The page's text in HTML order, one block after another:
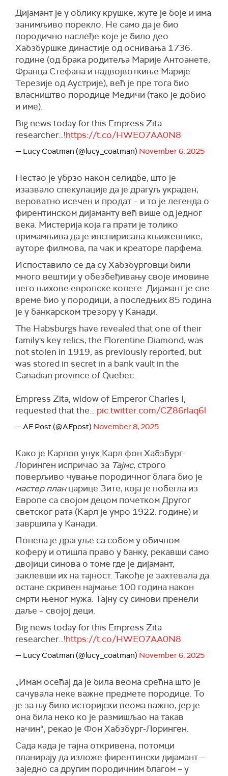
Дијамант је у облику крушке, жуте је боје и има
занимљиво порекло. Не само да је био
породично наслеђе које је било део
Хабзбуршке династије од оснивања 1736.
године (од брака родитеља Марије Антоанете,
Франца Стефана и надвојвоткиње Марије
Терезије од Аустрије), већ је пре тога био
власништво породице Медичи (тако је добио
и име).
Big news today for this Empress Zita
researcher…!https://t.co/HWEO7AA0N8
— Lucy Coatman (@lucy_coatman) November 6, 2025
Нестао је убрзо након селидбе, што је
изазвало спекулације да је драгуљ украден,
вероватно исечен и продат – и то је легенда о
фирентинском дијаманту већ више од једног
века. Мистерија која га прати је толико
примамљива да је инспирисала књижевнике,
ауторе филмова, па чак и креаторе парфема.
Испоставило се да су Хабзбурговци били
много вештији у обезбеђивању своје имовине
него њихове европске колеге. Дијамант је све
време био у породици, а последњих 85 година
је у банкарском трезору у Канади.
The Habsburgs have revealed that one of their
family's key relics, the Florentine Diamond, was
not stolen in 1919, as previously reported, but
was stored in secret in a bank vault in the
Canadian province of Quebec.
Empress Zita, widow of Emperor Charles I,
requested that the… pic.twitter.com/CZ86rlaq6l
— AF Post (@AFpost) November 8, 2025
Како је Карлов унук Карл фон Хабзбург-
Лоринген испричао за Тајмс, строго
поверљиво чување породичног блага био је
мастер планцарице Зите, која је побегла из
Европе са својом децом почетком Другог
светског рата (Карл је умро 1922. године) и
завршила у Канади.
Понела је драгуље са собом у обичном
коферу и отишла право у банку, рекавши само
двојици синова о томе где је дијамант,
заклевши их на тајност. Такође је захтевала да
остане скривен најмање 100 година након
смрти њеног мужа. Тајну су синови пренели
даље – својој деци.
Big news today for this Empress Zita
researcher…!https://t.co/HWEO7AA0N8
— Lucy Coatman (@lucy_coatman) November 6, 2025
„Имам осећај да је била веома срећна што је
сачувала неке важне предмете породице. То
је за њу било историјски веома важно, јер је
она била неко ко је размишљао на такав
начин“, рекао је Фон Хабзбург-Лоринген.
Сада када је тајна откривена, потомци
планирају да изложе фирентински дијамант –
заједно са другим породичним благом – у